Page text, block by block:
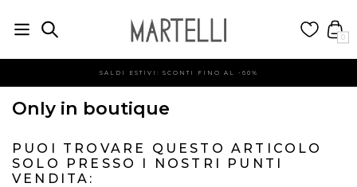
0
SALDI ESTIVI: SCONTI FINO AL -60%
Only in boutique
PUOI TROVARE QUESTO ARTICOLO
SOLO PRESSO I NOSTRI PUNTI
VENDITA: